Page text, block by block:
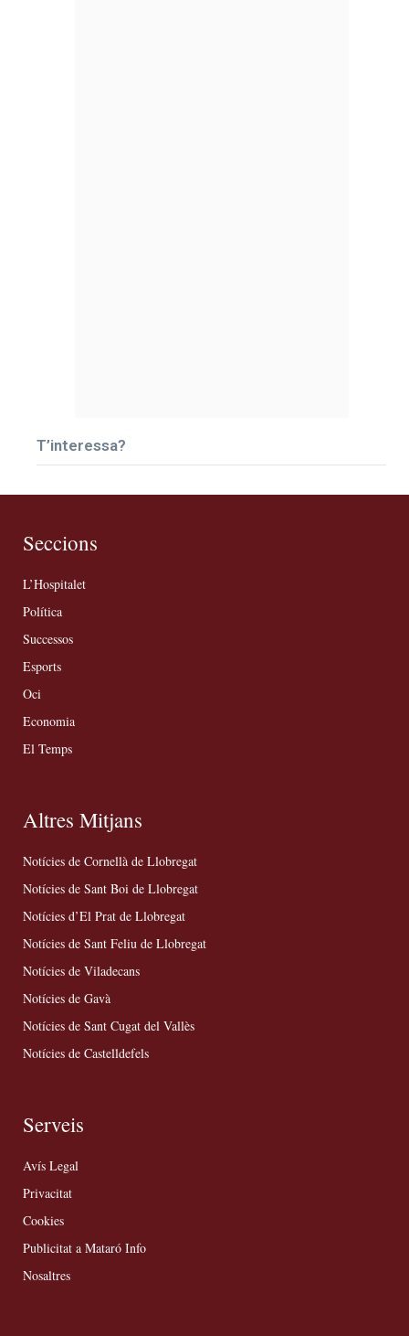
T’interessa?
Seccions
L’Hospitalet
Política
Successos
Esports
Oci
Economia
El Temps
Altres Mitjans
Notícies de Cornellà de Llobregat
Notícies de Sant Boi de Llobregat
Notícies d’El Prat de Llobregat
Notícies de Sant Feliu de Llobregat
Notícies de Viladecans
Notícies de Gavà
Notícies de Sant Cugat del Vallès
Notícies de Castelldefels
Serveis
Avís Legal
Privacitat
Cookies
Publicitat a Mataró Info
Nosaltres